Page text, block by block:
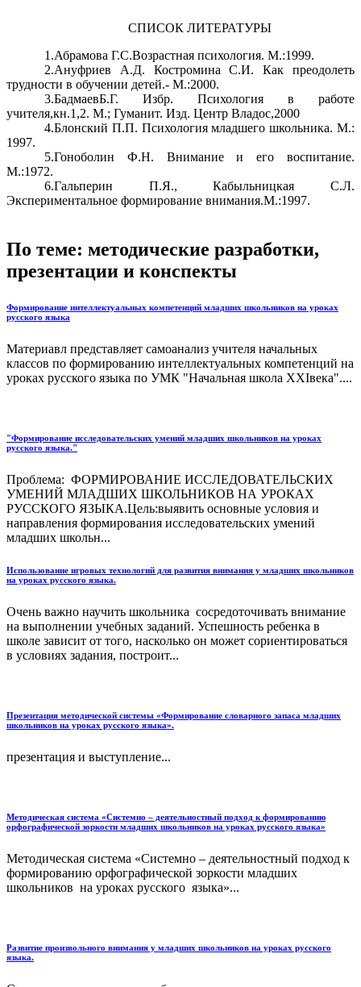
СПИСОК ЛИТЕРАТУРЫ
1.Абрамова Г.С.Возрастная психология. М.:1999.
2.Ануфриев А.Д. Костромина С.И. Как преодолеть
трудности в обучении детей.- М.:2000.
3.БадмаевБ.Г. Избр. Психология в работе
учителя,кн.1,2. М.; Гуманит. Изд. Центр Владос,2000
4.Блонский П.П. Психология младшего школьника. М.:
1997.
5.Гоноболин Ф.Н. Внимание и его воспитание.
М.:1972.
6.Гальперин П.Я., Кабыльницкая С.Л.
Экспериментальное формирование внимания.М.:1997.
По теме: методические разработки,
презентации и конспекты
Формирование интеллектуальных компетенций младших школьников на уроках
русского языка
Материавл представляет самоанализ учителя начальных
классов по формированию интеллектуальных компетенций на
уроках русского языка по УМК "Начальная школа XXIвека"....
"Формирование исследовательских умений младших школьников на уроках
русского языка."
Проблема: ФОРМИРОВАНИЕ ИССЛЕДОВАТЕЛЬСКИХ
УМЕНИЙ МЛАДШИХ ШКОЛЬНИКОВ НА УРОКАХ
РУССКОГО ЯЗЫКА.Цель:выявить основные условия и
направления формирования исследовательских умений
младших школьн...
Использование игровых технологий для развития внимания у младших школьников
на уроках русского языка.
Очень важно научить школьника сосредоточивать внимание
на выполнении учебных заданий. Успешность ребенка в
школе зависит от того, насколько он может сориентироваться
в условиях задания, построит...
Презентация методической системы «Формирование словарного запаса младших
школьников на уроках русского языка».
презентация и выступление...
Методическая система «Системно – деятельностный подход к формированию
орфографической зоркости младших школьников на уроках русского языка»
Методическая система «Системно – деятельностный подход к
формированию орфографической зоркости младших
школьников на уроках русского языка»...
Развитие произвольного внимания у младших школьников на уроках русского
языка.